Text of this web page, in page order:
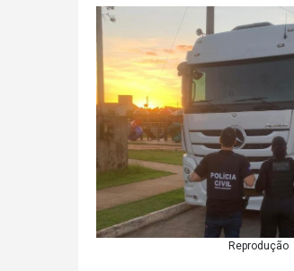
Reprodução